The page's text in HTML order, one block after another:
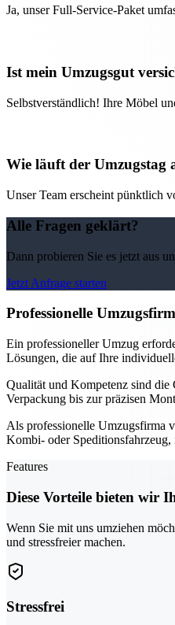
Ja, unser Full-Service-Paket
Ist mein Umzugsgut
Selbstverständlich! Ihre Möbel
Wie läuft der Umzugstag
Unser Team erscheint pünktlich
Alle Fragen geklärt?
Dann probieren Sie es jetzt aus
Jetzt Anfrage starten
Professionelle
Ein professioneller Umzug
Lösungen, die auf Ihre
Qualität und Kompetenz sind die
Verpackung bis zur präzisen
Als professionelle Umzugsfirma
Kombi- oder Speditionsfahrzeug,
Features
Diese Vorteile bieten wir
Wenn Sie mit uns umziehen
und stressfreier machen.
Stressfrei